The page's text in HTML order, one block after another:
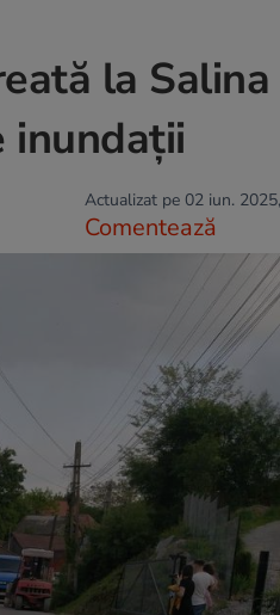
la Salina
inundații
Actualizat pe 02 iun.
Comentează